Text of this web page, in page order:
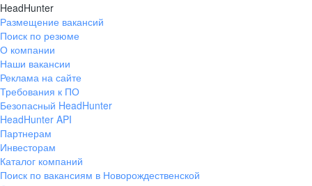
Екатеринбург
ул. Боевых Дружин, стр. 20,
+7 343 226-79-99
pr@ural.hh.ru
ул. Янковского, д. 169, 7 этаж,
706 каб.
HeadHunter
Размещение вакансий
Поиск по резюме
О компании
Наши вакансии
Реклама на сайте
Требования к ПО
Безопасный HeadHunter
HeadHunter API
Партнерам
Инвесторам
Каталог компаний
Поиск по вакансиям в Новорождественской